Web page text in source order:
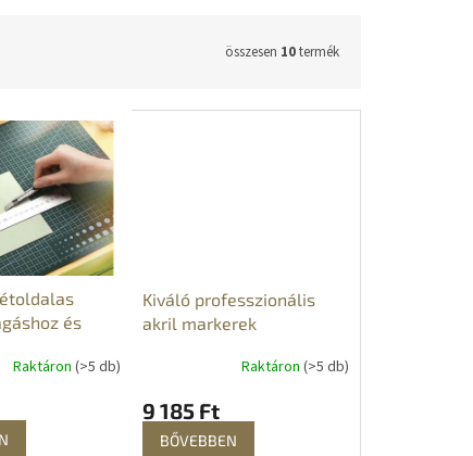
összesen 10termék
és
Raktáron(>5 db)
Kiváló professzionális
akril markerek
Raktáron (>5 db)
9 185 Ft
BŐVEBBEN